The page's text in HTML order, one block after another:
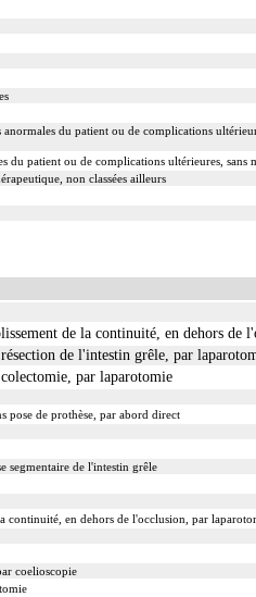
du patient ou de complications
du patient ou de complications ultérieures,
non classées ailleurs
de la continuité, en dehors de
de l'intestin grêle, par
par laparotomie
pose de prothèse, par abord direct
segmentaire de l'intestin grêle
continuité, en dehors de l'occlusion, par
coelioscopie